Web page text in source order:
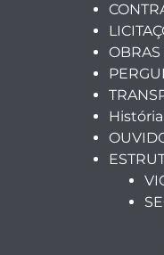
OBRAS
História